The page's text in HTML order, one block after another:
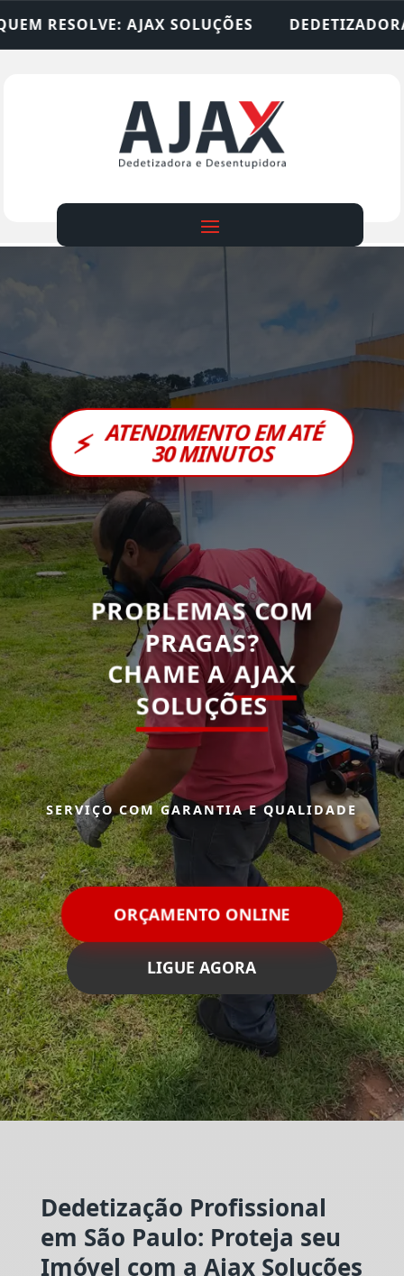
DEDETIZADORA • DESENTUPIDORA •
⚡ ATENDIMENTO EM ATÉ
30 MINUTOS
PROBLEMAS COM
PRAGAS?
CHAME AAJAX
SOLUÇÕES
SERVIÇO COM GARANTIA E QUALIDADE
ORÇAMENTO ONLINE
LIGUE AGORA
Dedetização Profissional
em São Paulo: Proteja seu
Imóvel com a Ajax Soluções